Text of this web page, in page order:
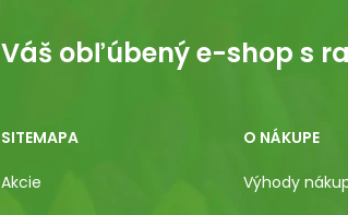
Váš obľúbený e-shop s
SITEMAPA
Akcie
O NÁKUPE
Výhody